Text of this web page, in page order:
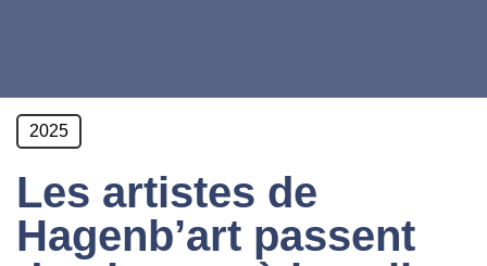
2025
Les artistes de
Hagenb’art passent